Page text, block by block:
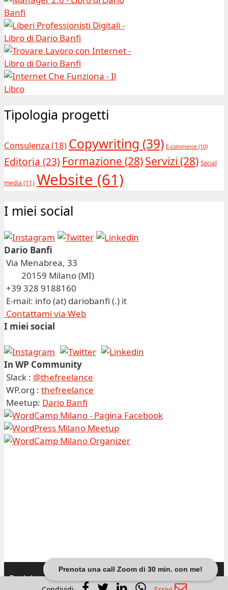
Prenota una call Zoom di 30 min. con me!
Tipologia progetti
Consulenza (18) Copywriting (39) E-commerce (10)
Editoria (23) Formazione (28)Servizi (28) Social
media (11) Website (61)
I miei social
Dario Banfi
Via Menabrea, 33
20159 Milano (MI)
+39 328 9188160
E-mail: info (at) dariobanfi (.) it
Contattami via Web
I miei social
In WP Community
Slack : @thefreelance
WP.org : thefreelance
Meetup: Dario Banfi
Dariobanfi.it |Privacy Policy